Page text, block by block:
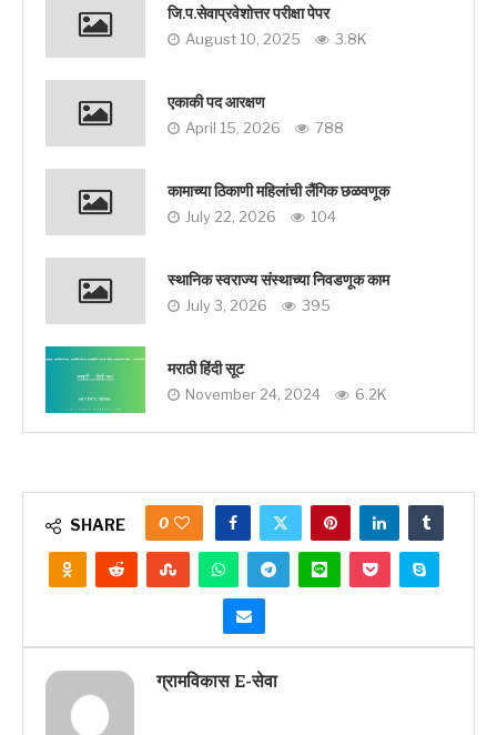
जि.प.सेवाप्रवेशोत्तर परीक्षा पेपर
August 10, 2025 3.8K
एकाकी पद आरक्षण
April 15, 2026 788
कामाच्या ठिकाणी महिलांची लैंगिक छळवणूक
July 22, 2026 104
स्थानिक स्वराज्य संस्थाच्या निवडणूक काम
July 3, 2026 395
मराठी हिंदी सूट
November 24, 2024 6.2K
SHARE 0
ग्रामविकास E-सेवा